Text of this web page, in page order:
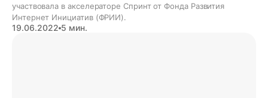
участвовала в акселераторе Спринт от Фонда Развития
Интернет Инициатив (ФРИИ).
19.06.2022 5 мин.